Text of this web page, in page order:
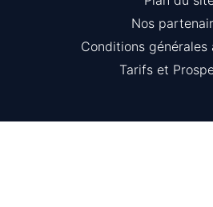
Nos
Conditions générales
Tarifs et